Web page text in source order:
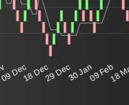
09 Dec18 Dec29 Dec30 Jan09 Feb
18